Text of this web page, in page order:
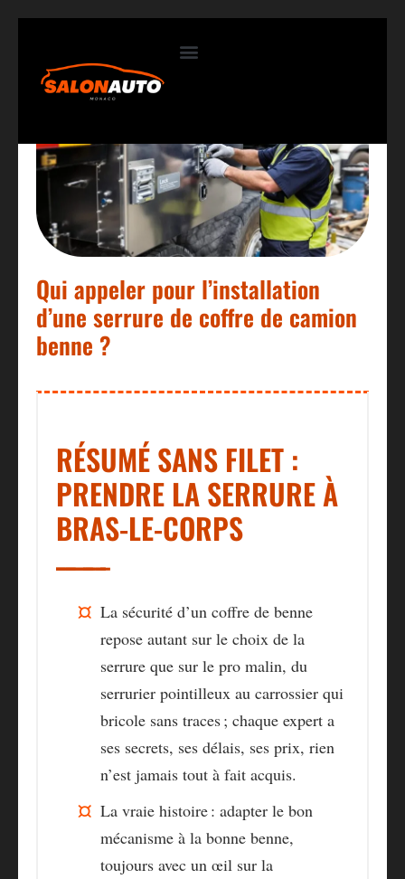
Qui appeler pour l’installation
d’une serrure de coffre de camion
benne ?
RÉSUMÉ SANS FILET :
PRENDRE LA SERRURE À
BRAS-LE-CORPS
La sécurité d’un coffre de benne
repose autant sur le choix de la
serrure que sur le pro malin, du
serrurier pointilleux au carrossier qui
bricole sans traces ; chaque expert a
ses secrets, ses délais, ses prix, rien
n’est jamais tout à fait acquis.
La vraie histoire : adapter le bon
mécanisme à la bonne benne,
toujours avec un œil sur la